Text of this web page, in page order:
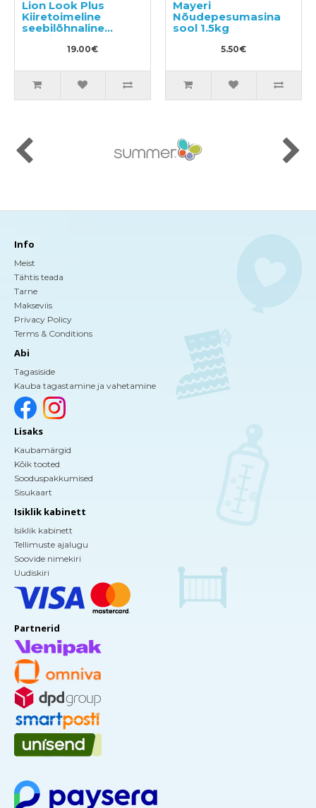
Lion Look Plus
Kiiretoimeline
seebilõhnaline
vannitoapuhastusvahend,
täide 800ml
19.00€
Mayeri
Nõudepesumasina
sool 1.5kg
5.50€
Info
Meist
Tähtis teada
Tarne
Makseviis
Privacy Policy
Terms & Conditions
Abi
Tagasiside
Kauba tagastamine ja vahetamine
Lisaks
Kaubamärgid
Kõik tooted
Sooduspakkumised
Sisukaart
Isiklik kabinett
Isiklik kabinett
Tellimuste ajalugu
Soovide nimekiri
Uudiskiri
Partnerid